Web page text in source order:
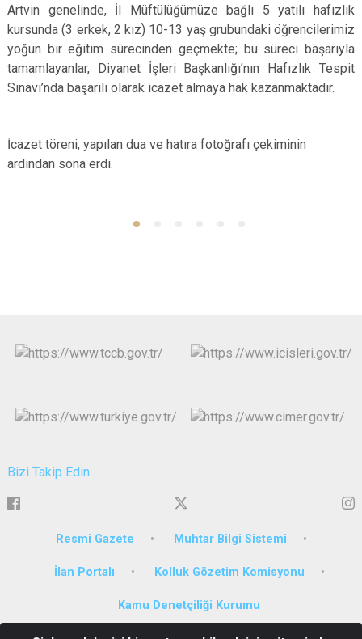
Artvin genelinde, İl Müftülüğümüze bağlı 5 yatılı hafızlık
kursunda (3 erkek, 2 kız) 10-13 yaş grubundaki öğrencilerimiz
yoğun bir eğitim sürecinden geçmekte; bu süreci başarıyla
tamamlayanlar, Diyanet İşleri Başkanlığı’nın Hafızlık Tespit
Sınavı’nda başarılı olarak icazet almaya hak kazanmaktadır.
İcazet töreni, yapılan dua ve hatıra fotoğrafı çekiminin
ardından sona erdi.
Bizi Takip Edin
Resmi Gazete Muhtar Bilgi Sistemi
İlan Portalı Kolluk Gözetim Komisyonu
Kamu Denetçiliği Kurumu